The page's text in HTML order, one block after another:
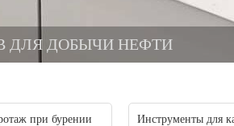
ДЛЯ ДОБЫЧИ НЕФТИ
при бурении